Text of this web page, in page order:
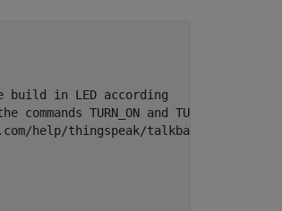
build in LED according
commands TURN_ON and TURN_OFF.
help/thingspeak/talkback-app.html.